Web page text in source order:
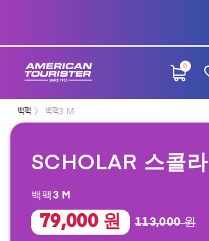
0
백팩 백팩3 M
SCHOLAR 스콜라
백팩3 M
79,000 원 113,000 원